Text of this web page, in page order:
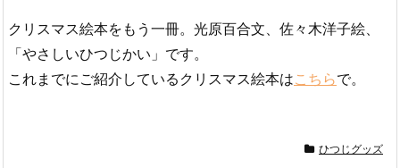
クリスマス絵本をもう一冊。光原百合文、佐々木洋子絵、
「やさしいひつじかい」です。
これまでにご紹介しているクリスマス絵本はこちらで。
ひつじグッズ